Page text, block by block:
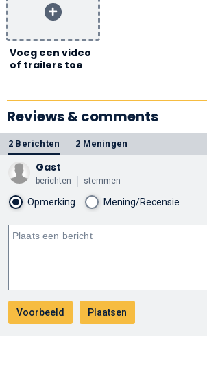
Voeg een video
of trailers toe
Reviews & comments
2 Berichten 2 Meningen
Gast
berichten stemmen
Opmerking Mening/Recensie